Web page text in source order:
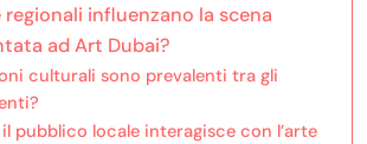
influenzano la scena
ad Art Dubai?
culturali sono prevalenti tra gli
pubblico locale interagisce con l’arte